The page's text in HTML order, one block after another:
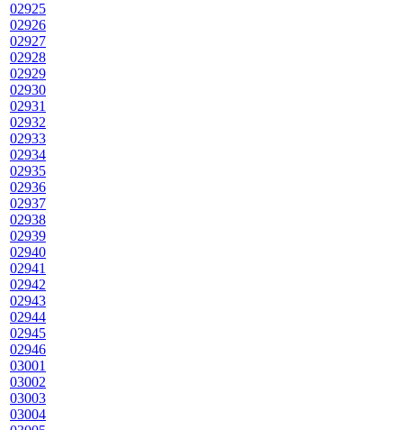
02925
02926
02927
02928
02929
02930
02931
02932
02933
02934
02935
02936
02937
02938
02939
02940
02941
02942
02943
02944
02945
02946
03001
03002
03003
03004